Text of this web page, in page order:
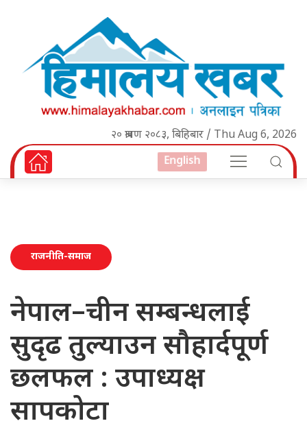
२० श्रावण २०८३, बिहिबार / Thu Aug 6, 2026
English
राजनीति-समाज
नेपाल–चीन सम्बन्धलाई
सुदृढ तुल्याउन सौहार्दपूर्ण
छलफल : उपाध्यक्ष
सापकोटा